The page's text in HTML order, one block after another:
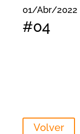
01/Abr/2022
#04
Volver